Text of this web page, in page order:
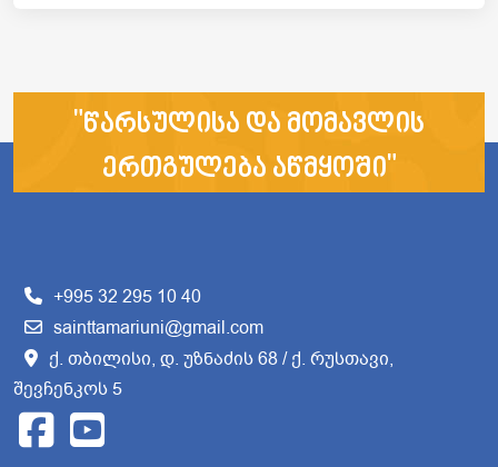
"წარსულისა და მომავლის
ერთგულება აწმყოში"
+995 32 295 10 40
sainttamariuni@gmail.com
ქ. თბილისი, დ. უზნაძის 68 / ქ. რუსთავი,
შევჩენკოს 5